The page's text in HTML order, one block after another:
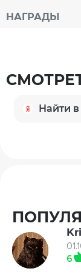
НАГРАДЫ
Найти
6